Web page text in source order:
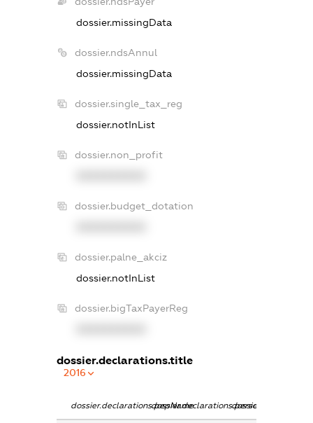
dossier.missingData
dossier.ndsAnnul
dossier.missingData
dossier.single_tax_reg
dossier.notInList
dossier.non_profit
dossier.budget_dotation
dossier.palne_akciz
dossier.notInList
dossier.bigTaxPayerReg
dossier.declarations.title
2016
dossier.declarations.pepNamedossier.declarations.personName